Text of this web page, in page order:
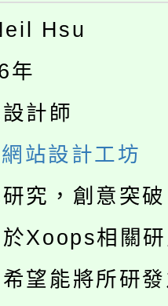
新住民語歌
學年度第
甄選結果(
學年度第
甄選結果(
化大學推廣
溝通分析基
生輔導中心
輔導、社會
名參加。
育專業人
間理賠案件
查程序及
才培育課程
學年度第
Hsu
年
計師
站設計工坊
究，創意突
Xoops相關
望能將所研